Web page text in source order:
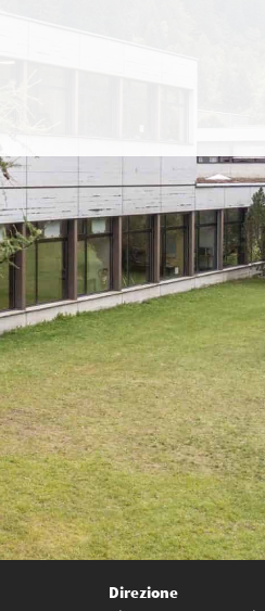
Direzione